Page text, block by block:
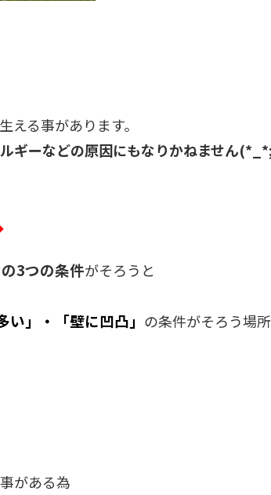
る事があります。
ギーなどの原因にもなりかねません
3つの条件がそろうと
い」・「壁に凹凸」 の条件がそろう場
がある為